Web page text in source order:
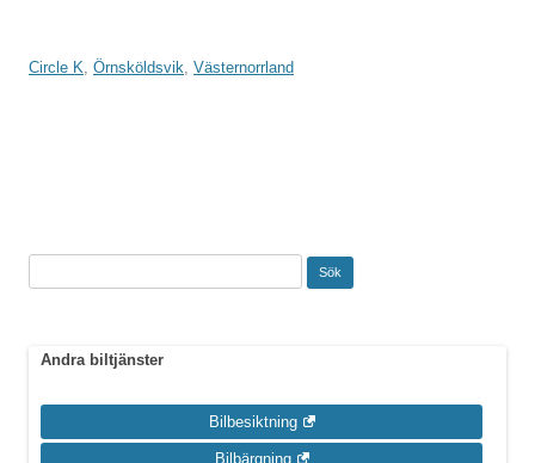
Circle K, Örnsköldsvik, Västernorrland
Andra biltjänster
Bilbesiktning
Bilbärgning